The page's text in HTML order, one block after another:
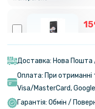
Plus, Transparent
Доставка: Нова Пошта
Оплата: При
Visa/MasterСard,
Гарантія: Обмін /